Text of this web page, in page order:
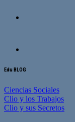
Edu BLOG
Ciencias Sociales
Clio y los Trabajos
Clio y sus Secretos